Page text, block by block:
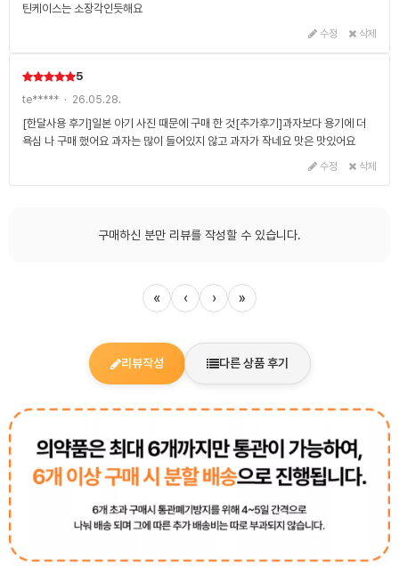
틴케이스는 소장각인듯해요
수정 삭제
5
te***** · 26.05.28.
[한달사용 후기]일본 아기 사진 때문에 구매 한 것[추가후기]과자보다 용기에 더
욕심 나 구매 했어요 과자는 많이 들어있지 않고 과자가 작네요 맛은 맛있어요
수정 삭제
구매하신 분만 리뷰를 작성할 수 있습니다.
« ‹ › »
리뷰작성 다른 상품 후기